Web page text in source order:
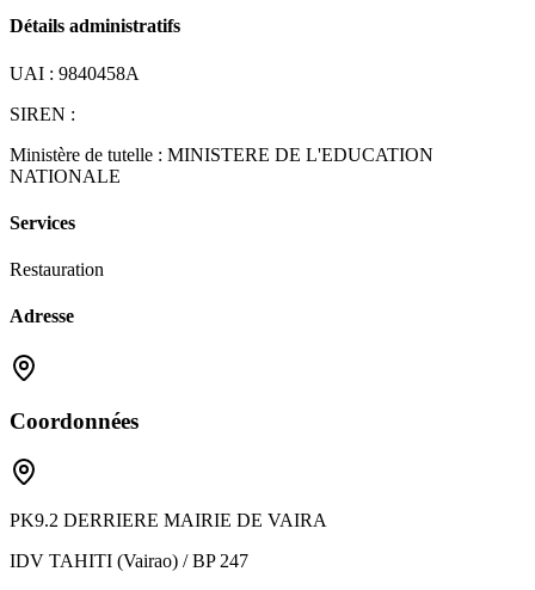
Détails administratifs
UAI : 9840458A
SIREN :
Ministère de tutelle : MINISTERE DE L'EDUCATION
NATIONALE
Services
Restauration
Adresse
Coordonnées
PK9.2 DERRIERE MAIRIE DE VAIRA
IDV TAHITI (Vairao) / BP 247